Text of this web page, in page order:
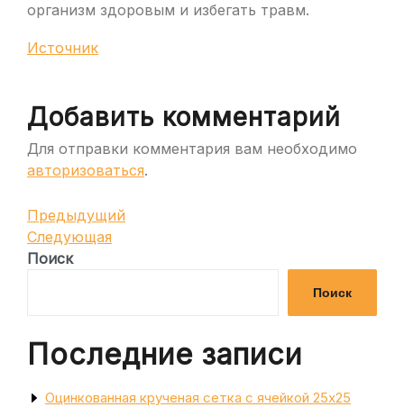
организм здоровым и избегать травм.
Источник
Добавить комментарий
Для отправки комментария вам необходимо
авторизоваться.
Навигация
по
записям
Предыдущая
запись
Предыдущий
Следующая
запись
Следующая
Поиск
Поиск
Последние записи
Оцинкованная крученая сетка с ячейкой 25х25